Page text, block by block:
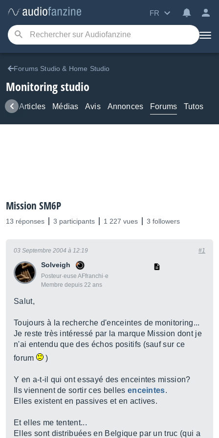
FR
Forums Studio & Home Studio
Monitoring studio
Articles Médias Avis Annonces Forums Tutos
Mission SM6P
13 réponses 3 participants 1 227 vues 3 followers
Solveigh
Posteur·euse AFfranchi·e
Membre depuis 22 ans
03 Septembre 2004 à 12:19 #1
Salut,
Toujours à la recherche d'enceintes de monitoring...
Je reste très intéressé par la marque Mission dont je
n'ai entendu que des échos positifs (sauf sur ce
forum
)
Y en a-t-il qui ont essayé des enceintes mission?
Ils viennent de sortir ces belles enceintes.
Elles existent en passives et en actives.
Et elles me tentent...
Elles sont distribuées en Belgique par un truc (qui a